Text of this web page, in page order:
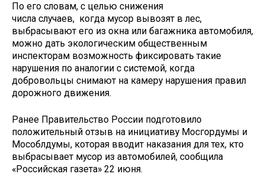
По его словам, с целью снижения
числа случаев, когда мусор вывозят в лес,
выбрасывают его из окна или багажника автомобиля,
можно дать экологическим общественным
инспекторам возможность фиксировать такие
нарушения по аналогии с системой, когда
добровольцы снимают на камеру нарушения правил
дорожного движения.
Ранее Правительство России подготовило
положительный отзыв на инициативу Мосгордумы и
Мособлдумы, которая вводит наказания для тех, кто
выбрасывает мусор из автомобилей, сообщила
«Российская газета» 22 июня.